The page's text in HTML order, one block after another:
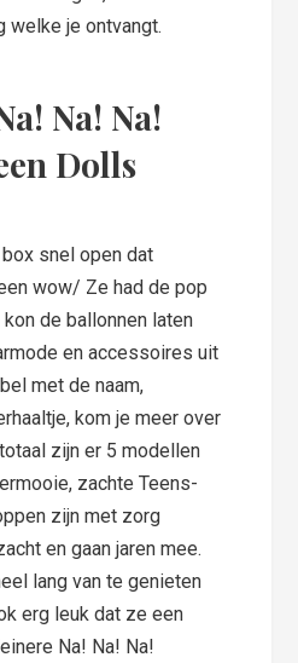
welke je ontvangt.
Na! Na!
Dolls
snel open dat
wow/ Ze had de pop
de ballonnen laten
en accessoires uit
met de naam,
kom je meer over
zijn er 5 modellen
zachte Teens-
zijn met zorg
en gaan jaren mee.
lang van te genieten
erg leuk dat ze een
Na! Na! Na!